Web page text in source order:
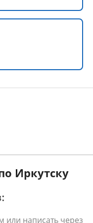
Иркутску
или написать через